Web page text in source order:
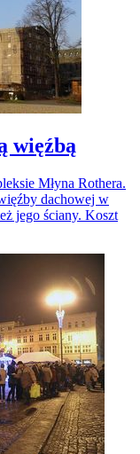
więźbą
Młyna Rothera.
dachowej w
jego ściany. Koszt